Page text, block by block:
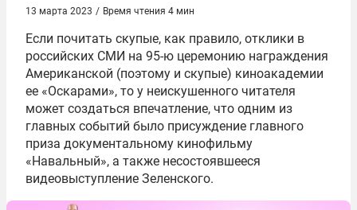
13 марта 2023 / Время чтения 4 мин
Если почитать скупые, как правило, отклики в
российских СМИ на 95-ю церемонию награждения
Американской (поэтому и скупые) киноакадемии
ее «Оскарами», то у неискушенного читателя
может создаться впечатление, что одним из
главных событий было присуждение главного
приза документальному кинофильму
«Навальный», а также несостоявшееся
видеовыступление Зеленского.